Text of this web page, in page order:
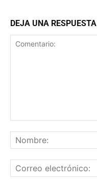
DEJA UNA RESPUESTA